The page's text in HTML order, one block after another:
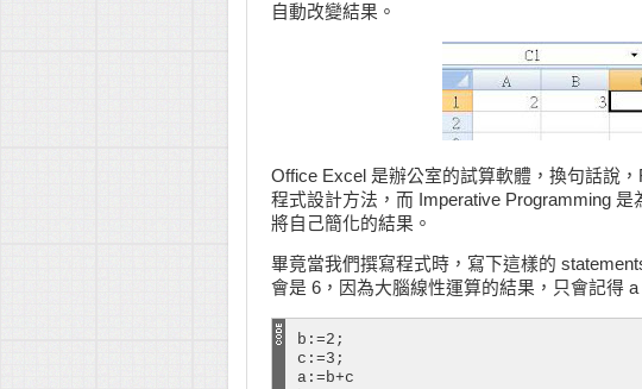
自動改變結果。
Office Excel 是辦公室的試算軟體，換句話說
程式設計方法，而 Imperative Programming
將自己簡化的結果。
畢竟當我們撰寫程式時，寫下這樣的
會是 6，因為大腦線性運算的結果，只會記得 a
b:=2;
c:=3;
a:=b+c